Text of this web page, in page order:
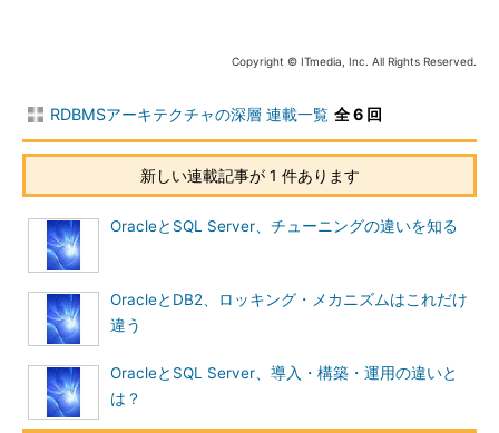
係
Oracleでは、アプリケーション開発などで、複数のユーザーに
対して個別の環境を提供する際、スキーマを最小単位として分散
環境を提供する場合があります。ただし、スキーマの単位では、
データベースの構成に関する個別の設定などを明確に分けること
はできません。
DB2のデータベースは、データを管理するためのオブジェクト
（テーブルや索引など）の集合であり、アプリケーション接続、
データ更新、バックアップ／リカバリなどの障害回復の基本的な
単位となります。DB2のデータベース単位による分割では、
Oracleのスキーマ単位による環境分散に比べて、より独立した環
Copyright © ITmedia, Inc. All Rights Reserved.
RDBMSアーキテクチャの深層 連載一覧 全 6 回
新しい連載記事が 1 件あります
OracleとSQL Server、チューニングの違いを知る
OracleとDB2、ロッキング・メカニズムはこれだけ
違う
OracleとSQL Server、導入・構築・運用の違いと
は？